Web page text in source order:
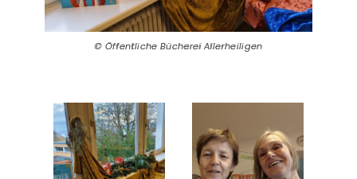
Öffentliche Bücherei Allerheiligen
Öffentliche Bücherei Allerheiligen